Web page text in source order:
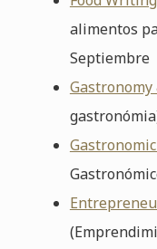
alimentos
Septiembre